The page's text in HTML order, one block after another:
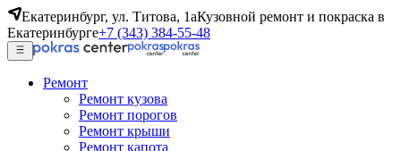
Екатеринбург, ул. Титова, 1аКузовной ремонт и покраска в
Екатеринбурге+7 (343) 384-55-48
Ремонт
Ремонт кузова
Ремонт порогов
Ремонт крыши
Ремонт капота